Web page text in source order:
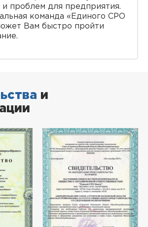
проблем для предприятия.
команда «Единого СРО
Вам быстро пройти
и